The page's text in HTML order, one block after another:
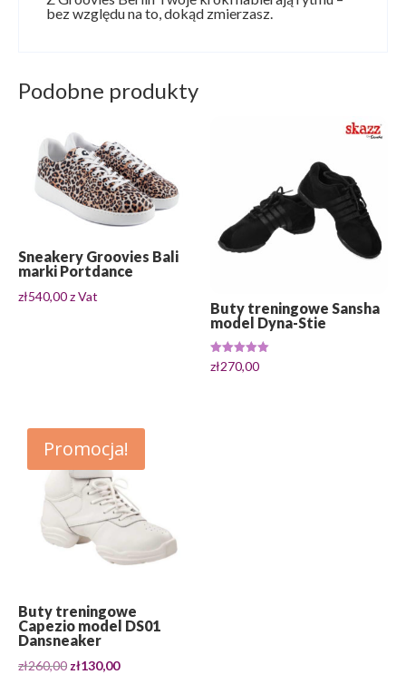
bez względu na to, dokąd zmierzasz.
Podobne produkty
Sneakery Groovies Bali
marki Portdance
zł540,00z Vat
Buty treningowe Sansha
model Dyna-Stie
Oceniono
5.00
zł270,00
Promocja!
Buty treningowe
Capezio model DS01
Dansneaker
zł260,00 Pierwotna
zł130,00Aktualna